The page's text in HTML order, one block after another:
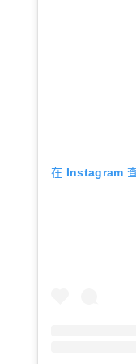
在 Instagram